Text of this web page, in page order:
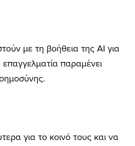
με τη βοήθεια της AI για
επαγγελματία παραμένει
για το κοινό τους και να